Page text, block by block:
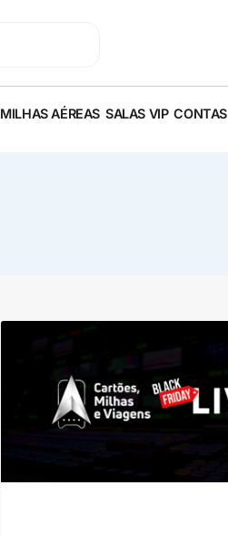
MILHAS AÉREAS SALAS VIP CONTAS